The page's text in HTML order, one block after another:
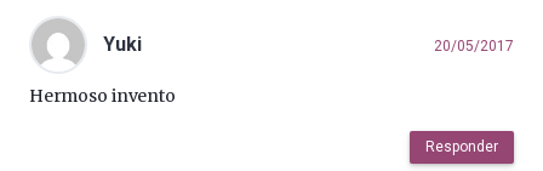
Yuki 20/05/2017
Hermoso invento
Responder